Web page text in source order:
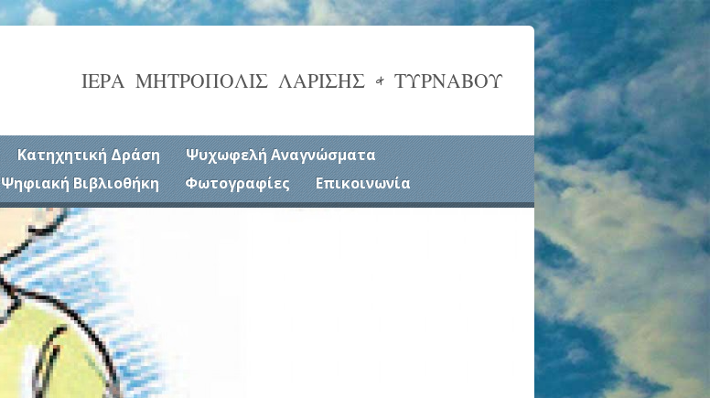
ΙΕΡΑ ΜΗΤΡΟΠΟΛΙΣ ΛΑΡΙΣΗΣ & ΤΥΡΝΑΒΟΥ
Κατηχητική Δράση
Ψυχωφελή Αναγνώσματα
Ψηφιακή Βιβλιοθήκη Φωτογραφίες Επικοινωνία